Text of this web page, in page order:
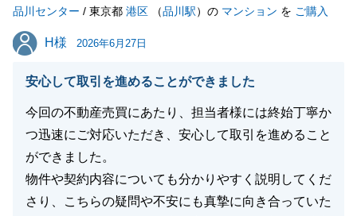
閉じる
品川センター / 東京都 港区 （品川駅）の マンション を ご購入
H様
H様 2026年6月27日
安心して取引を進めることができました
今回の不動産売買にあたり、担当者様には終始丁寧か
つ迅速にご対応いただき、安心して取引を進めること
ができました。
物件や契約内容についても分かりやすく説明してくだ
さり、こちらの疑問や不安にも真摯に向き合っていた